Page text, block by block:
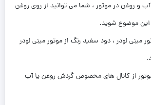
و روغن در موتور ، شما می توانید از روی روغن
این موضوع شوید.
مینی لودر ، دود سفید رنگ از موتور مینی لودر
از کانال های مخصوص گردش روغن یا آب